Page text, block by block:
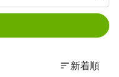
新着順